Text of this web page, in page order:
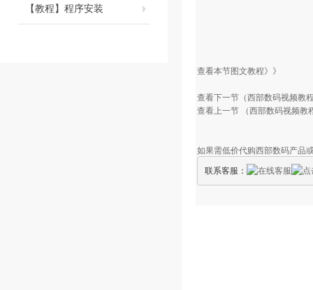
【教程】程序安装
查看本节图文教程》》
查看下一节（西部数码视频教
查看上一节 （西部数码视频教
如果需低价代购西部数码产品
联系客服：